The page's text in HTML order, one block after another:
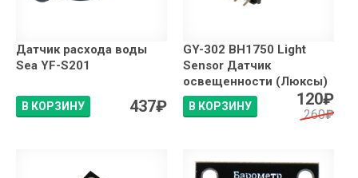
Датчик расхода воды
Sea YF-S201
В КОРЗИНУ 437₽
GY-302 BH1750 Light
Sensor Датчик
освещенности (Люксы)
В КОРЗИНУ 120₽
260₽